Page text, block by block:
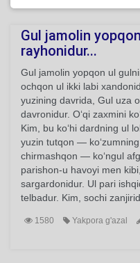
Gul jamolin
rayhonidur...
Gul jamolin yopqon ul
ochqon ul ikki labi
yuzining davrida, Gul uza
davronidur. O‘qi zaxmini
Kim, bu ko‘hi dardning ul
yuzin tutqon — ko‘zumning
chirmashqon — ko‘ngul
parishon-u havoyi men
sargardonidur. Ul pari
telbadur. Kim, sochi
1580 Yakpora g'azal